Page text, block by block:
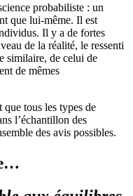
probabiliste : un
que lui-même. Il est
Il y a de fortes
de la réalité, le ressenti
similaire, de celui de
de mêmes
tous les types de
l’échantillon des
des avis possibles.